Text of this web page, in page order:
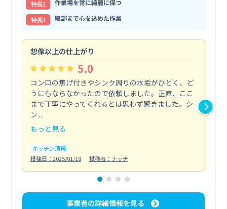
特⻑2
作業場を常に綺麗に保つ
特⻑3
細部まで心を込めた作業
想像以上の仕上がり
5.0
コンロの焦げ付きやシンク周りの水垢がひどく、ど
うにもならなかったので依頼しました。正直、ここ
まで丁寧にやってくれるとは思わず驚きました。シ
ン...
もっと見る
キッチン清掃
投稿日：2025/01/18
投稿者：ナッチ
事業者の詳細情報を見る